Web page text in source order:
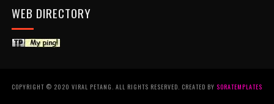
WEB DIRECTORY
COPYRIGHT © 2020 VIRAL PETANG. ALL RIGHTS RESERVED. CREATED BY SORATEMPLATES